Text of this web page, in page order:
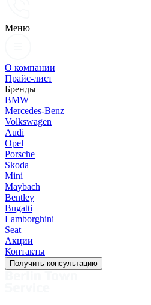
Меню
О компании
Прайс-лист
Бренды
BMW
Mercedes-Benz
Volkswagen
Audi
Opel
Porsche
Skoda
Mini
Maybach
Bentley
Bugatti
Lamborghini
Seat
Акции
Контакты
Получить консультацию